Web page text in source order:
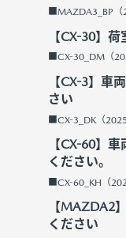
■MAZDA3_BP（
【CX-30】
■CX-30_DM（
【CX-3】車
さい
■CX-3_DK（
【CX-60】
ください。
■CX-60_KH（
【MAZDA2
ください